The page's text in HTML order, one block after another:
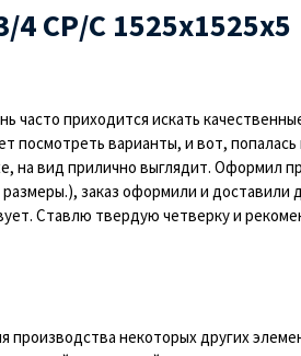
СР/С 1525х1525х5
приходится искать
посмотреть варианты, и вот,
на вид прилично выглядит. Оформил
заказ оформили и доставили
Ставлю твердую четверку и
некоторых других